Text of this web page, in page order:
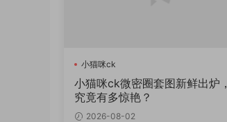
小猫咪ck
小猫咪ck微密圈套图新鲜出炉，
究竟有多惊艳？
2026-08-02